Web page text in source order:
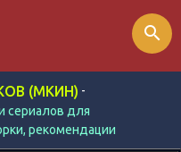
(МКИН) -
сериалов для
рекомендации
search